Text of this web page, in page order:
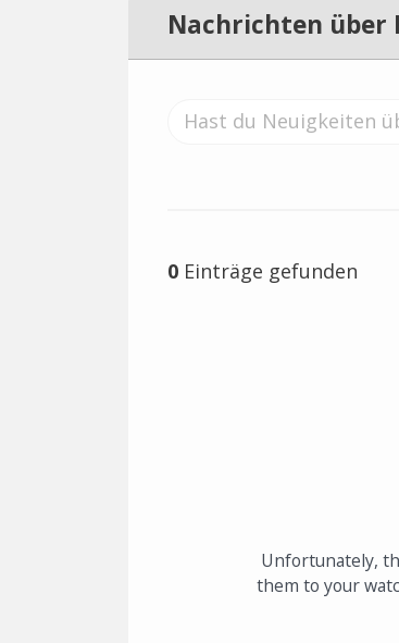
Nachrichten über
0 Einträge gefunden
Unfortunately,
them to your